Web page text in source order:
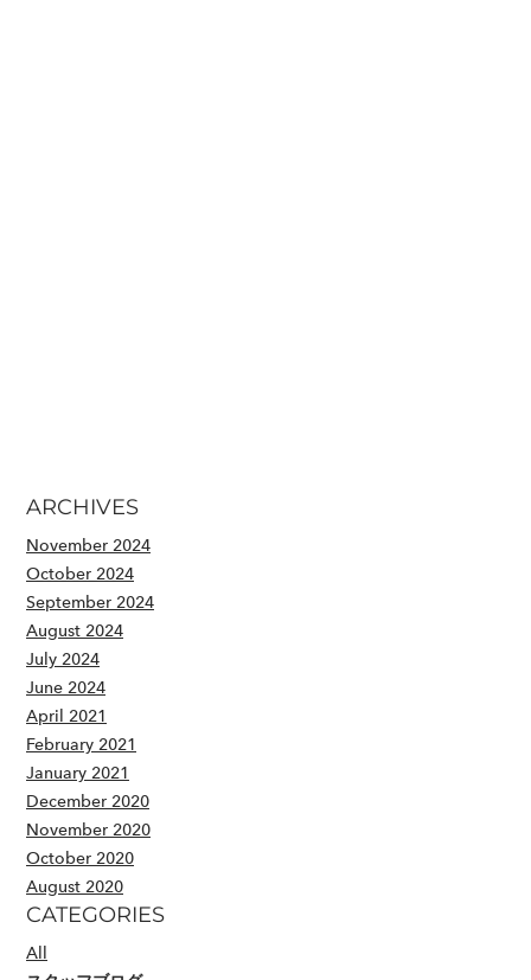
ARCHIVES
November 2024
October 2024
September 2024
August 2024
July 2024
June 2024
April 2021
February 2021
January 2021
December 2020
November 2020
October 2020
August 2020
CATEGORIES
All